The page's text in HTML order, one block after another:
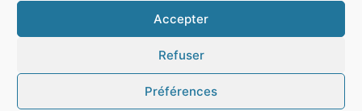
Accepter
Refuser
Préférences